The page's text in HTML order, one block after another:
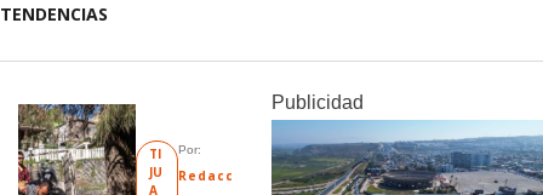
TENDENCIAS
TI
JU
A
Por:
Redacc
Publicidad